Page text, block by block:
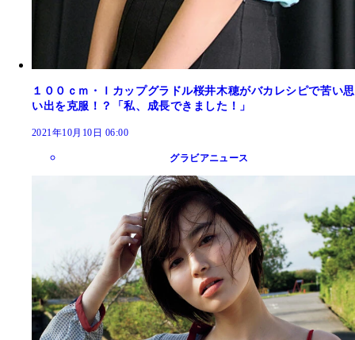
１００ｃｍ・Ｉカップグラドル桜井木穂がバカレシピで苦い思
い出を克服！？「私、成長できました！」
2021年10月10日 06:00
グラビアニュース